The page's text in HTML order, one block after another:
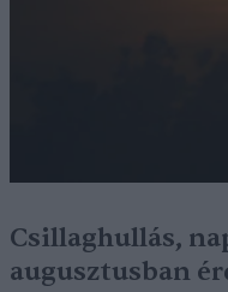
Csillaghullás,
augusztusban